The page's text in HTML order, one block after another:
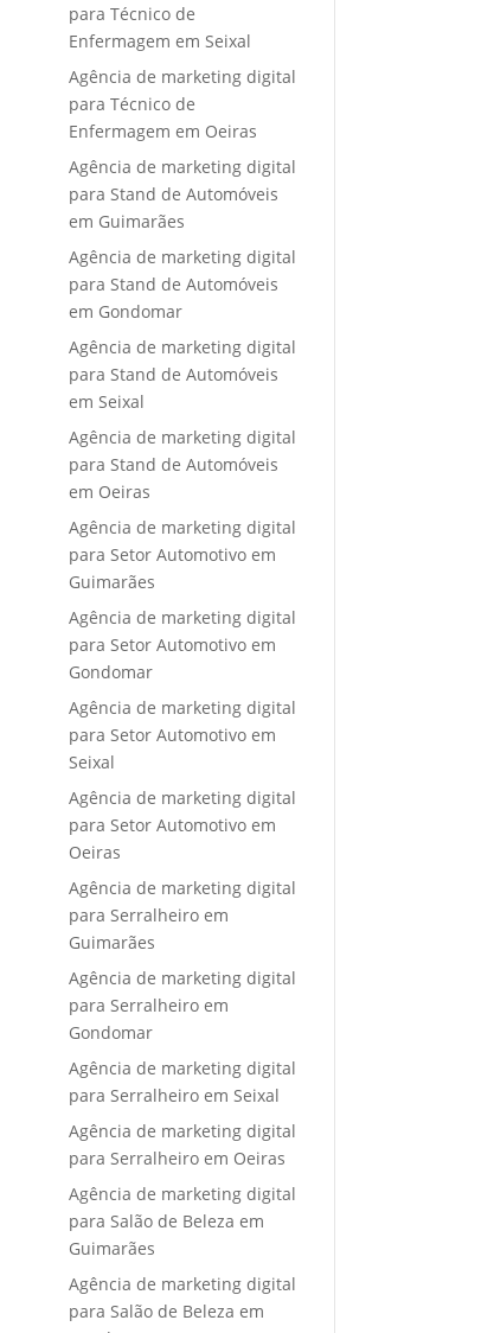
para Técnico de
Enfermagem em Seixal
Agência de marketing digital
para Técnico de
Enfermagem em Oeiras
Agência de marketing digital
para Stand de Automóveis
em Guimarães
Agência de marketing digital
para Stand de Automóveis
em Gondomar
Agência de marketing digital
para Stand de Automóveis
em Seixal
Agência de marketing digital
para Stand de Automóveis
em Oeiras
Agência de marketing digital
para Setor Automotivo em
Guimarães
Agência de marketing digital
para Setor Automotivo em
Gondomar
Agência de marketing digital
para Setor Automotivo em
Seixal
Agência de marketing digital
para Setor Automotivo em
Oeiras
Agência de marketing digital
para Serralheiro em
Guimarães
Agência de marketing digital
para Serralheiro em
Gondomar
Agência de marketing digital
para Serralheiro em Seixal
Agência de marketing digital
para Serralheiro em Oeiras
Agência de marketing digital
para Salão de Beleza em
Guimarães
Agência de marketing digital
para Salão de Beleza em